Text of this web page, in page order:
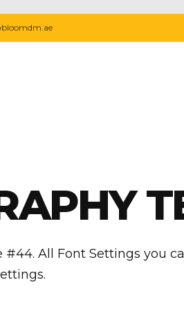
All Font Settings you